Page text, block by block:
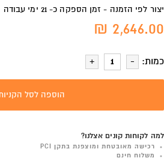
יצור לפי הזמנה - זמן הספקה כ- 21 ימי עבודה
2,646.00 ₪
כמות:
הוספה לסל
למה לקוחות קונים אצלנו?
רכישה מאובטחת ומוצפנת בתקן PCI
משלוח חינם